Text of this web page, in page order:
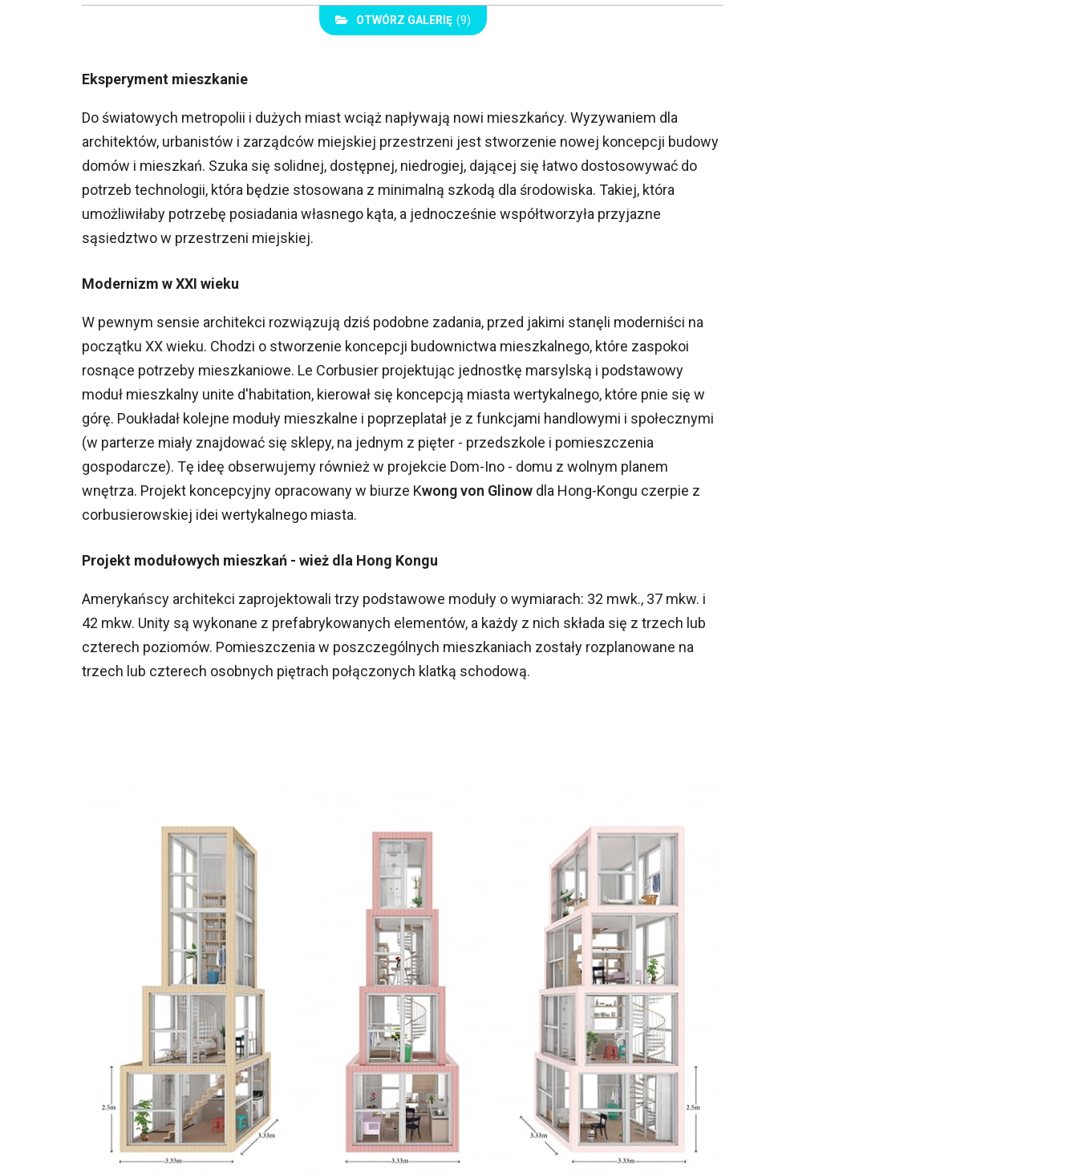
OTWÓRZ GALERIĘ (9)
Eksperyment mieszkanie
Do światowych metropolii i dużych miast wciąż napływają nowi mieszkańcy. Wyzywaniem dla
architektów, urbanistów i zarządców miejskiej przestrzeni jest stworzenie nowej koncepcji budowy
domów i mieszkań. Szuka się solidnej, dostępnej, niedrogiej, dającej się łatwo dostosowywać do
potrzeb technologii, która będzie stosowana z minimalną szkodą dla środowiska. Takiej, która
umożliwiłaby potrzebę posiadania własnego kąta, a jednocześnie współtworzyła przyjazne
sąsiedztwo w przestrzeni miejskiej.
Modernizm w XXI wieku
W pewnym sensie architekci rozwiązują dziś podobne zadania, przed jakimi stanęli moderniści na
początku XX wieku. Chodzi o stworzenie koncepcji budownictwa mieszkalnego, które zaspokoi
rosnące potrzeby mieszkaniowe. Le Corbusier projektując jednostkę marsylską i podstawowy
moduł mieszkalny unite d'habitation, kierował się koncepcją miasta wertykalnego, które pnie się w
górę. Poukładał kolejne moduły mieszkalne i poprzeplatał je z funkcjami handlowymi i społecznymi
(w parterze miały znajdować się sklepy, na jednym z pięter - przedszkole i pomieszczenia
gospodarcze). Tę ideę obserwujemy również w projekcie Dom-Ino - domu z wolnym planem
wnętrza. Projekt koncepcyjny opracowany w biurze Kwong von Glinow dla Hong-Kongu czerpie z
corbusierowskiej idei wertykalnego miasta.
Projekt modułowych mieszkań - wież dla Hong Kongu
Amerykańscy architekci zaprojektowali trzy podstawowe moduły o wymiarach: 32 mwk., 37 mkw. i
42 mkw. Unity są wykonane z prefabrykowanych elementów, a każdy z nich składa się z trzech lub
czterech poziomów. Pomieszczenia w poszczególnych mieszkaniach zostały rozplanowane na
trzech lub czterech osobnych piętrach połączonych klatką schodową.